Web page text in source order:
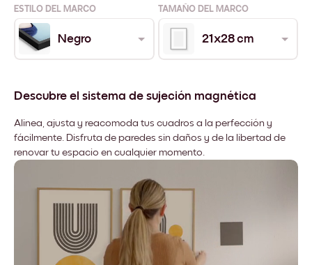
ESTILO DEL MARCO TAMAÑO DEL MARCO
Negro 21x28 cm
Descubre el sistema de sujeción magnética
Alinea, ajusta y reacomoda tus cuadros a la perfección y
fácilmente. Disfruta de paredes sin daños y de la libertad de
renovar tu espacio en cualquier momento.